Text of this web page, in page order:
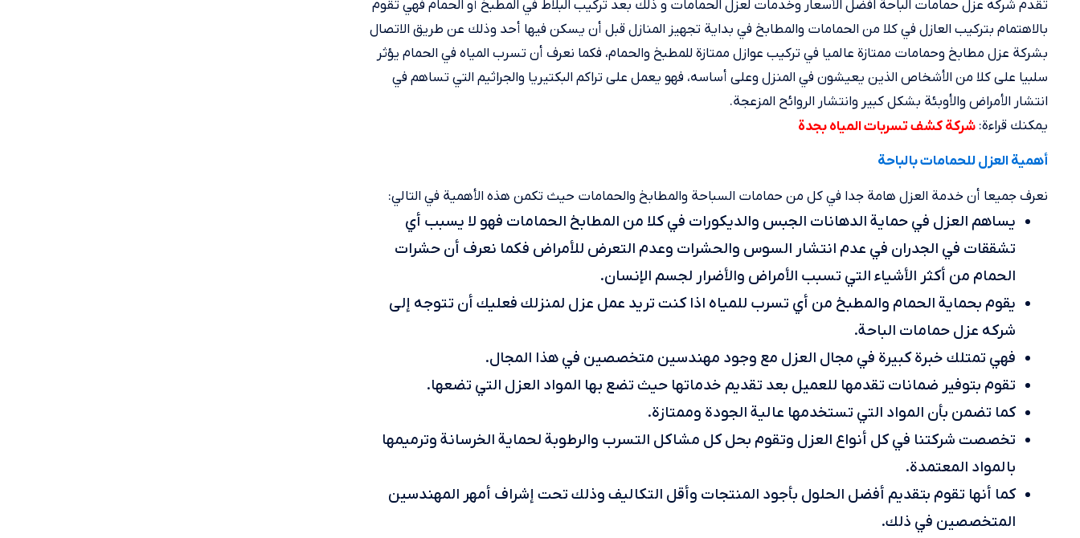
تقدم شركه عزل حمامات الباحة افضل الأسعار وخدمات لعزل الحمامات و ذلك بعد تركيب البلاط في المطبخ أو الحمام فهي تقوم
بالاهتمام بتركيب العازل في كلا من الحمامات والمطابخ في بداية تجهيز المنازل قبل أن يسكن فيها أحد وذلك عن طريق الاتصال
بشركة عزل مطابخ وحمامات ممتازة عالميا في تركيب عوازل ممتازة للمطبخ والحمام، فكما نعرف أن تسرب المياه في الحمام يؤثر
سلبيا على كلا من الأشخاص الذين يعيشون في المنزل وعلى أساسه، فهو يعمل على تراكم البكتيريا والجراثيم التي تساهم في
انتشار الأمراض والأوبئة بشكل كبير وانتشار الروائح المزعجة.
يمكنك قراءة: شركة كشف تسربات المياه بجدة
أهمية العزل للحمامات بالباحة
نعرف جميعا أن خدمة العزل هامة جدا في كل من حمامات السباحة والمطابخ والحمامات حيث تكمن هذه الأهمية في التالي:
يساهم العزل في حماية الدهانات الجبس والديكورات في كلا من المطابخ الحمامات فهو لا يسبب أي
تشققات في الجدران في عدم انتشار السوس والحشرات وعدم التعرض للأمراض فكما نعرف أن حشرات
الحمام من أكثر الأشياء التي تسبب الأمراض والأضرار لجسم الإنسان.
يقوم بحماية الحمام والمطبخ من أي تسرب للمياه اذا كنت تريد عمل عزل لمنزلك فعليك أن تتوجه إلى
شركه عزل حمامات الباحة.
فهي تمتلك خبرة كبيرة في مجال العزل مع وجود مهندسين متخصصين في هذا المجال.
تقوم بتوفير ضمانات تقدمها للعميل بعد تقديم خدماتها حيث تضع بها المواد العزل التي تضعها.
كما تضمن بأن المواد التي تستخدمها عالية الجودة وممتازة.
تخصصت شركتنا في كل أنواع العزل وتقوم بحل كل مشاكل التسرب والرطوبة لحماية الخرسانة وترميمها
بالمواد المعتمدة.
كما أنها تقوم بتقديم أفضل الحلول بأجود المنتجات وأقل التكاليف وذلك تحت إشراف أمهر المهندسين
المتخصصين في ذلك.